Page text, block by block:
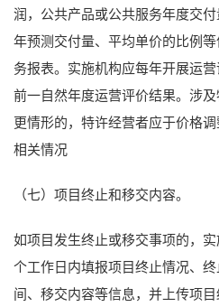
润，公共产品或公共服务年度交
年预测交付量、平均单价的比例
务报表。实施机构应每年开展运
前一自然年度运营评价结果。涉
更情形的，特许经营者应于价格
相关情况
（七）项目终止和移交内容。
如项目发生终止或移交事项的，
个工作日内填报项目终止情况、
间、移交内容等信息，并上传项目